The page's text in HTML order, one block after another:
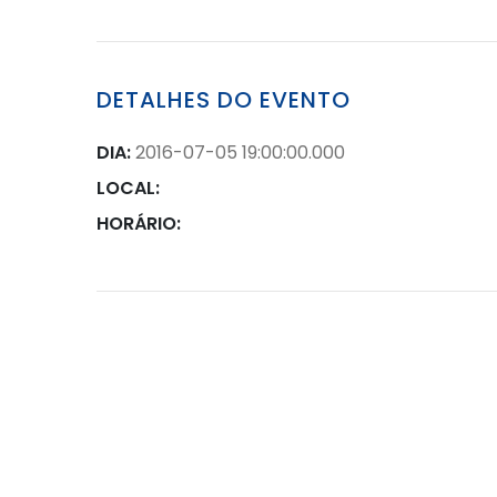
DETALHES DO EVENTO
DIA:2016-07-05 19:00:00.000
LOCAL:
HORÁRIO: